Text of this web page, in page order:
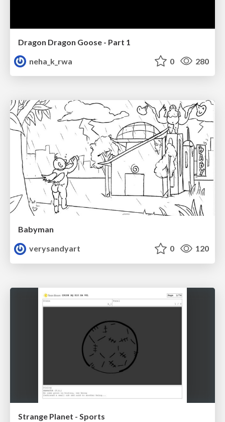
Dragon Dragon Goose - Part 1
neha_k_rwa
0 280
Babyman
verysandyart
0 120
Strange Planet - Sports